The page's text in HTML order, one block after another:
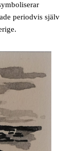
periodvis själv